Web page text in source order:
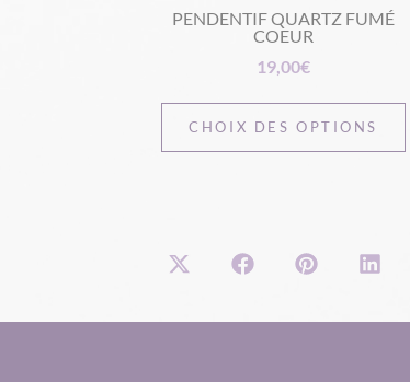
PENDENTIF QUARTZ FUMÉ
COEUR
19,00€
CHOIX DES OPTIONS